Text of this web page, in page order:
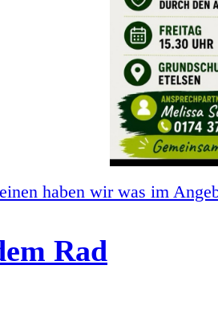
haben wir was im
Rad